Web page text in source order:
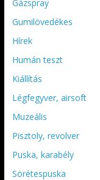
Gázspray
Gumilövedékes
Hírek
Humán teszt
Kiállítás
Légfegyver, airsoft
Muzeális
Pisztoly, revolver
Puska, karabély
Sörétespuska